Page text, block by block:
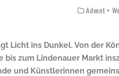
Advent +
Licht ins Dunkel. Von der
bis zum Lindenauer Markt
und Künstlerinnen